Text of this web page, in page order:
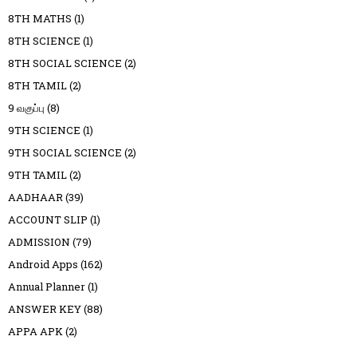
8TH MATHS (1)
8TH SCIENCE (1)
8TH SOCIAL SCIENCE (2)
8TH TAMIL(2)
9 வகுப்பு (8)
9TH SCIENCE (1)
9TH SOCIAL SCIENCE (2)
9TH TAMIL(2)
AADHAAR(39)
ACCOUNT SLIP (1)
ADMISSION (79)
Android Apps (162)
Annual Planner(1)
ANSWER KEY(88)
APPA APK(2)